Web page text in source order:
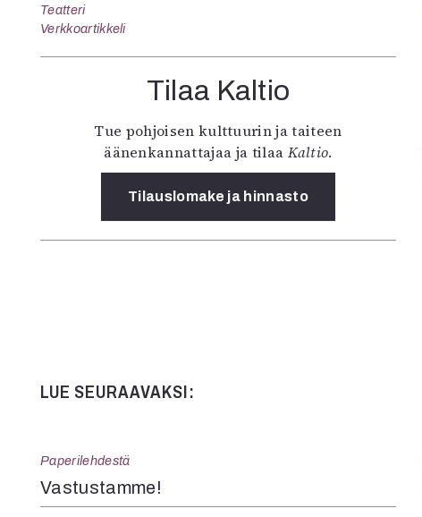
Teatteri
Verkkoartikkeli
Tilaa Kaltio
Tue pohjoisen kulttuurin ja taiteen
äänenkannattajaa ja tilaa Kaltio.
Tilauslomake ja hinnasto
LUE SEURAAVAKSI:
Paperilehdestä
Vastustamme!